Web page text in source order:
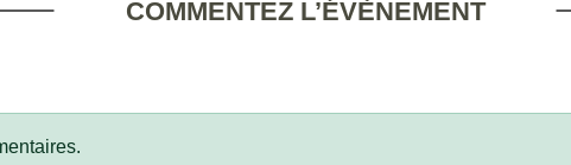
COMMENTEZ L’ÉVÈNEMENT